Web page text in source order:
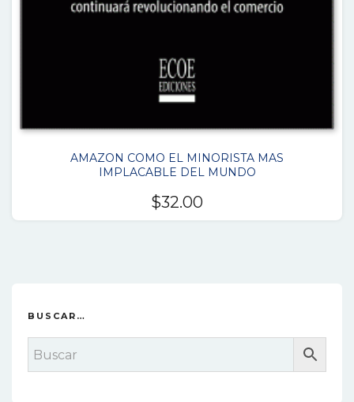
AMAZON COMO EL MINORISTA MAS
IMPLACABLE DEL MUNDO
$32.00
BUSCAR…